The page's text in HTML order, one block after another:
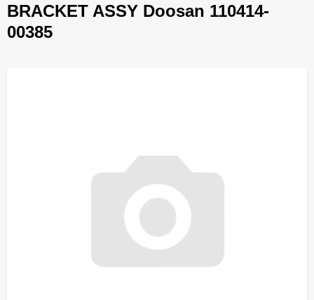
BRACKET ASSY Doosan 110414-
00385